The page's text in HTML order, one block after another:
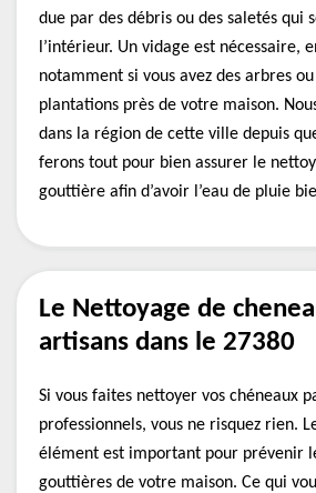
due par des débris ou des saletés qui
l’intérieur. Un vidage est nécessaire,
notamment si vous avez des arbres
plantations près de votre maison.
dans la région de cette ville depuis
ferons tout pour bien assurer le
gouttière afin d’avoir l’eau de pluie
Le Nettoyage de
artisans dans le 27380
Si vous faites nettoyer vos chéneaux
professionnels, vous ne risquez rien.
élément est important pour prévenir
gouttières de votre maison. Ce qui